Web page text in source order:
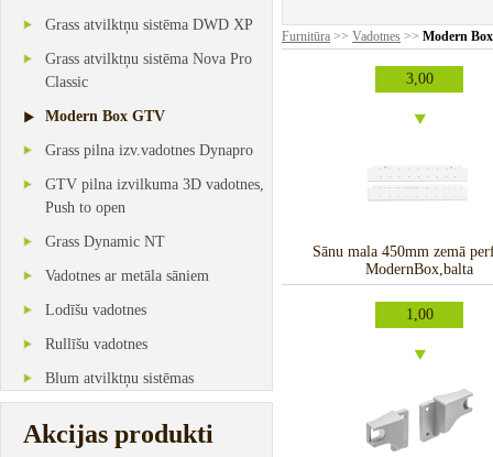
Grass atvilktņu sistēma DWD XP
Grass atvilktņu sistēma Nova Pro
Classic
Modern Box GTV
Grass pilna izv.vadotnes Dynapro
GTV pilna izvilkuma 3D vadotnes,
Push to open
Grass Dynamic NT
Vadotnes ar metāla sāniem
Lodīšu vadotnes
Rullīšu vadotnes
Blum atvilktņu sistēmas
Akcijas produkti
Furnitūra >> Vadotnes >> Modern
3,00
Sānu mala 450mm zemā
ModernBox,balta
1,00